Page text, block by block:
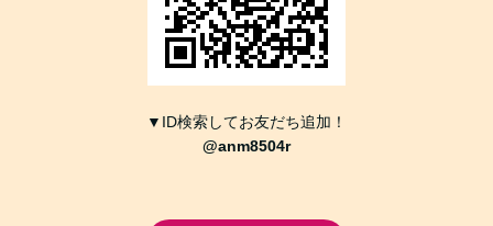
▼ID検索してお友だち追加！
@anm8504r